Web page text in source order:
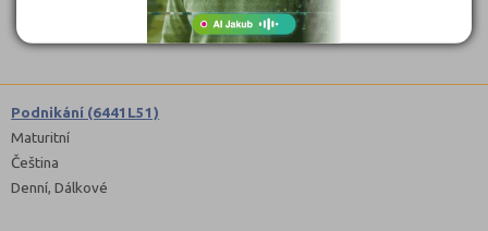
Podnikání (6441L51)
Maturitní
Čeština
Denní, Dálkové